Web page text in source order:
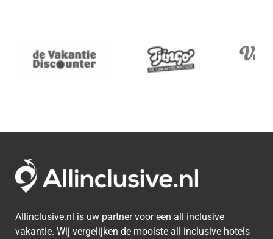
Allinclusive.nl is uw partner voor een all inclusive
vakantie. Wij vergelijken de mooiste all inclusive hotels